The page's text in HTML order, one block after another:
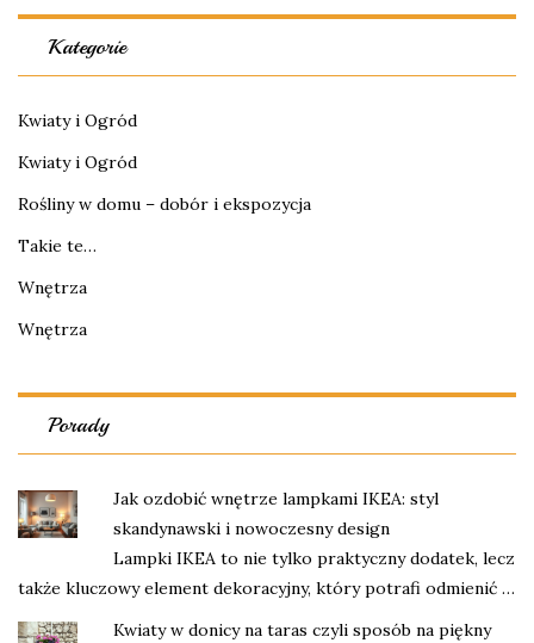
Kategorie
Kwiaty i Ogród
Kwiaty i Ogród
Rośliny w domu – dobór i ekspozycja
Takie te…
Wnętrza
Wnętrza
Porady
Jak ozdobić wnętrze lampkami IKEA: styl
skandynawski i nowoczesny design
Lampki IKEA to nie tylko praktyczny dodatek, lecz
także kluczowy element dekoracyjny, który potrafi odmienić …
Kwiaty w donicy na taras czyli sposób na piękny